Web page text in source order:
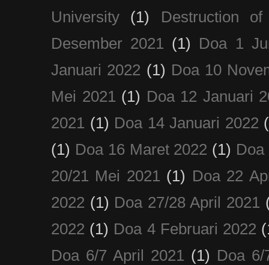
University
(1)
Destruction
Desember 2021 (1)
Doa 1
Januari 2022 (1) Doa 10
Mei 2021 (1) Doa 12 Januari
2021 (1) Doa 14 Januari 2022
(1) Doa 16 Maret 2022 (1) Doa
20/21 Mei 2021 (1) Doa 22
2022 (1) Doa 27/28 April 2021
2022 (1) Doa 4 Februari 2022
Doa 6/7 April 2021 (1) Doa